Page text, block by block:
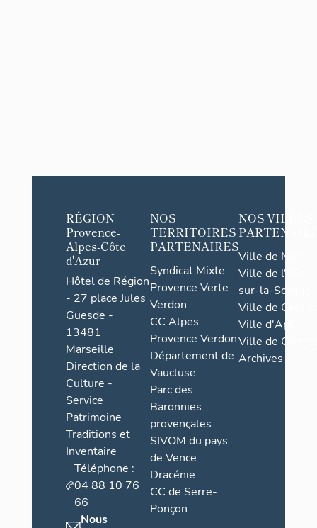
RÉGION
Provence-
Alpes-Côte
d'Azur
Hôtel de Région
- 27 place Jules
Guesde -
13481
Marseille
Direction de la
Culture -
Service
Patrimoine
Traditions et
Inventaire
Téléphone :
04 88 10 76
66
Nous
NOS
TERRITOIRES
PARTENAIRES
Syndicat Mixte
Provence Verte
Verdon
CC Alpes
Provence Verdon
Département de
Vaucluse
Parc des
Baronnies
provençales
SIVOM du pays
de Vence
Dracénie
CC de Serre-
Ponçon
NOS VILLES
Ville de Nice
Ville de l'Isle-
sur-la-Sorgue
Ville de Grasse
Ville d'Apt
Ville de
Archives